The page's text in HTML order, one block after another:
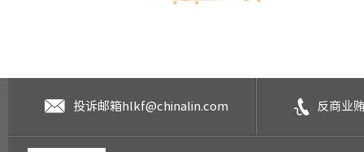
投诉邮箱 hlkf@chinalin.com 反商业